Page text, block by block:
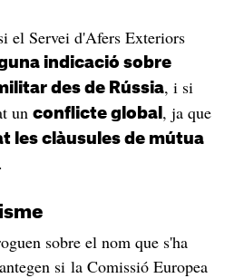
el Servei d'Afers Exteriors
indicació sobre
des de Rússia, i si
un conflicte global , ja que
les clàusules de mútua
.
sobre el nom que s'ha
si la Comissió Europea